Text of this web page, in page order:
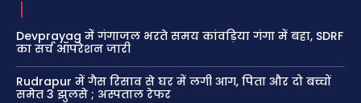
Devprayag में गंगाजल भरते समय कांवड़िया गंगा में बहा, SDRF
का सर्च ऑपरेशन जारी
Rudrapur में गैस रिसाव से घर में लगी आग, पिता और दो बच्चों
समेत 3 झुलसे ; अस्पताल रेफर